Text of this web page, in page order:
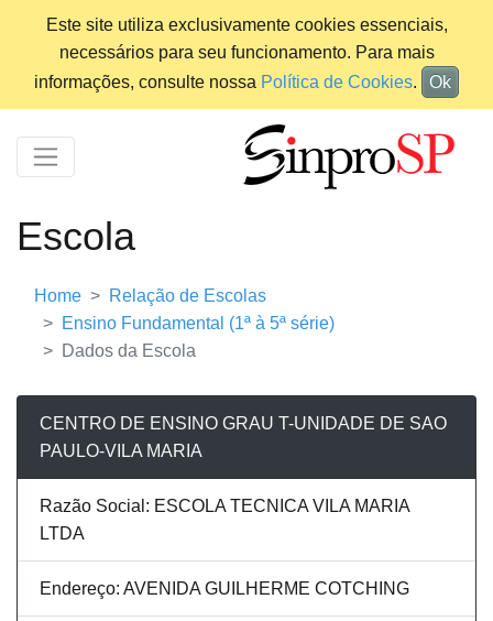
Este site utiliza exclusivamente cookies essenciais,
necessários para seu funcionamento. Para mais
informações, consulte nossa Política de Cookies. Ok
Escola
Home
Relação de Escolas
Ensino Fundamental (1ª à 5ª série)
Dados da Escola
CENTRO DE ENSINO GRAU T-UNIDADE DE SAO
PAULO-VILA MARIA
Razão Social: ESCOLA TECNICA VILA MARIA
LTDA
Endereço: AVENIDA GUILHERME COTCHING